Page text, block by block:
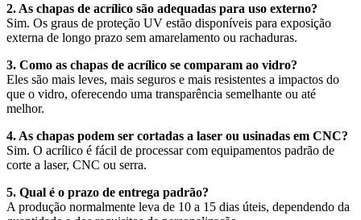
2. As chapas de acrílico são adequadas para uso externo?
Sim. Os graus de proteção UV estão disponíveis para exposição
externa de longo prazo sem amarelamento ou rachaduras.
3. Como as chapas de acrílico se comparam ao vidro?
Eles são mais leves, mais seguros e mais resistentes a impactos do
que o vidro, oferecendo uma transparência semelhante ou até
melhor.
4. As chapas podem ser cortadas a laser ou usinadas em CNC?
Sim. O acrílico é fácil de processar com equipamentos padrão de
corte a laser, CNC ou serra.
5. Qual é o prazo de entrega padrão?
A produção normalmente leva de 10 a 15 dias úteis, dependendo da